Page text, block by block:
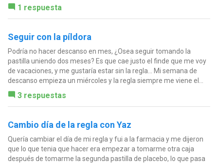
1 respuesta
Seguir con la píldora
Podría no hacer descanso en mes, ¿Osea seguir tomando la
pastilla uniendo dos meses? Es que cae justo el finde que me voy
de vacaciones, y me gustaría estar sin la regla... Mi semana de
descanso empieza un miércoles y la regla siempre me viene el...
3 respuestas
Cambio día de la regla con Yaz
Quería cambiar el día de mi regla y fui a la farmacia y me dijeron
que lo que tenia que hacer era empezar a tomarme otra caja
después de tomarme la segunda pastilla de placebo, lo que pasa